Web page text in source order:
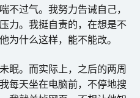
不过气。我努力告诫自己，
力。我挺自责的，在想是不
为什么这样，能不能改。
眠。而实际上，之后的两周
每天坐在电脑前，不停地搜